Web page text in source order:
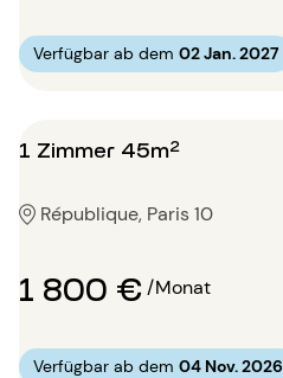
Verfügbar ab dem 02 Jan. 2027
1 Zimmer 45m²
République, Paris 10
1 800 €/Monat
Verfügbar ab dem 04 Nov. 2026